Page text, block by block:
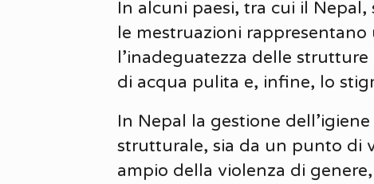
In alcuni paesi, tra cui il
le mestruazioni
l’inadeguatezza delle strutture
di acqua pulita e, infine, lo
In Nepal la gestione
strutturale, sia da un punto di
ampio della violenza di